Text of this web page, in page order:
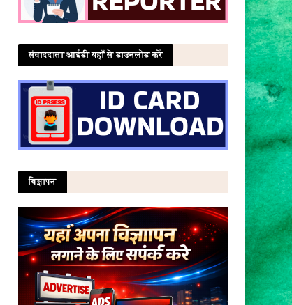
संवाददाता आईडी यहाँ से डाउनलोड करें
विज्ञापन